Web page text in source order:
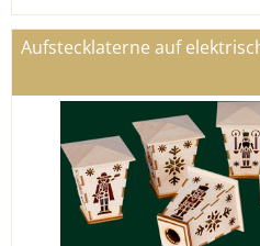
Aufstecklaterne auf